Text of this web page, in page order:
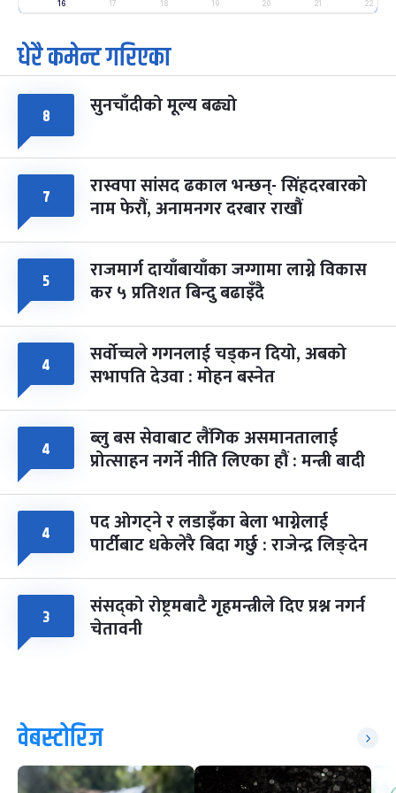
मंगल फाल्गुन २५, २०८३
७
आइत
पूर्णिमा व्रत
चैत्र ७, २०८३-Mar 21, 2027
८ फागुपूर्णिमा
16 17 18 19 20 21 22
धेरै कमेन्ट गरिएका
८ सुनचाँदीको मूल्य बढ्यो
७ रास्वपा सांसद ढकाल भन्छन्- सिंहदरबारको
नाम फेरौं, अनामनगर दरबार राखौं
५ राजमार्ग दायाँबायाँका जग्गामा लाग्ने विकास
कर ५ प्रतिशत बिन्दु बढाइँदै
४ सर्वोच्चले गगनलाई चड्कन दियो, अबको
सभापति देउवा : मोहन बस्नेत
४ ब्लु बस सेवाबाट लैंगिक असमानतालाई
प्रोत्साहन नगर्ने नीति लिएका हौं : मन्त्री बादी
४ पद ओगट्ने र लडाइँका बेला भाग्नेलाई
पार्टीबाट धकेलेरै बिदा गर्छु : राजेन्द्र लिङ्देन
३ संसद्को रोष्ट्रमबाटै गृहमन्त्रीले दिए प्रश्न नगर्न
चेतावनी
वेबस्टोरिज